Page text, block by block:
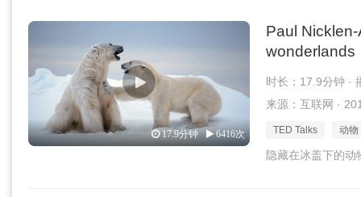
17.9分钟 6416次
Paul
wonderlands
时长：17.9分钟 ·
来源：互联网 ·
TED Talks 动物
隐藏在冰盖下的动